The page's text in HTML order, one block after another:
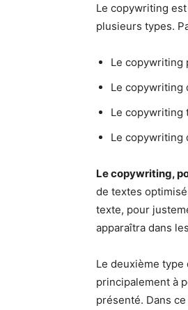
Le copywriting
plusieurs types.
Le copywriting
Le copywriting
Le copywriting
Le copywriting
Le copywriting,
de textes
texte, pour
apparaîtra dans
Le deuxième
principalement à
présenté. Dans